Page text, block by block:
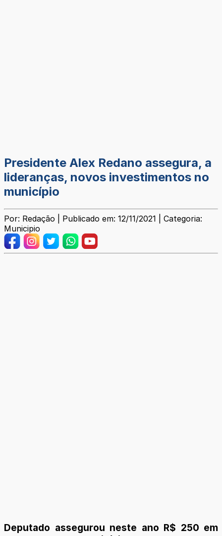
Presidente Alex Redano assegura, a
lideranças, novos investimentos no
município
Por: Redação | Publicado em: 12/11/2021 | Categoria:
Municipio
Deputado assegurou neste ano R$ 250 em